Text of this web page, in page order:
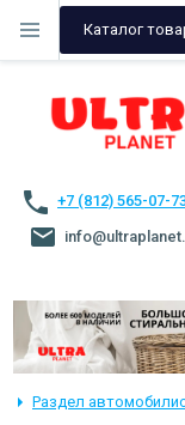
Каталог
+7 (812) 565-07-
Раздел